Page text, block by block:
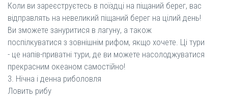
Коли ви зареєструєтесь в поїздці на піщаний берег, вас
відправлять на невеликий піщаний берег на цілий день!
Ви зможете зануритися в лагуну, а також
поспілкуватися з зовнішнім рифом, якщо хочете. Ці тури
- це напів-приватні тури, де ви можете насолоджуватися
прекрасним океаном самостійно!
3. Нічна і денна риболовля
Ловить рибу